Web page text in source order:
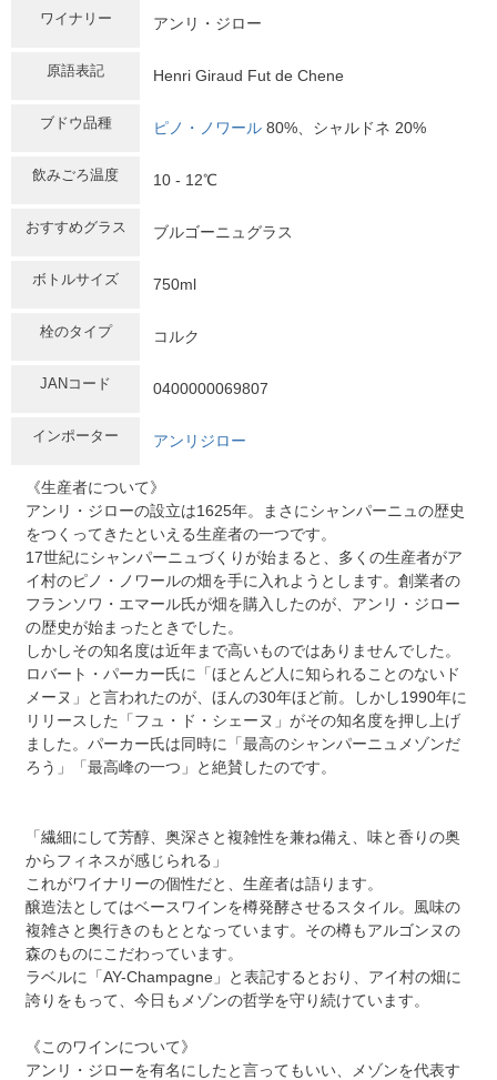
ワイナリー アンリ・ジロー
原語表記 Henri Giraud Fut de Chene
ブドウ品種 ピノ・ノワール 80%、シャルドネ 20%
飲みごろ温度 10 - 12℃
おすすめグラス ブルゴーニュグラス
ボトルサイズ 750ml
栓のタイプ コルク
JANコード 0400000069807
インポーター アンリジロー
《生産者について》
アンリ・ジローの設立は1625年。まさにシャンパーニュの歴史
をつくってきたといえる生産者の一つです。
17世紀にシャンパーニュづくりが始まると、多くの生産者がア
イ村のピノ・ノワールの畑を手に入れようとします。創業者の
フランソワ・エマール氏が畑を購入したのが、アンリ・ジロー
の歴史が始まったときでした。
しかしその知名度は近年まで高いものではありませんでした。
ロバート・パーカー氏に「ほとんど人に知られることのないド
メーヌ」と言われたのが、ほんの30年ほど前。しかし1990年に
リリースした「フュ・ド・シェーヌ」がその知名度を押し上げ
ました。パーカー氏は同時に「最高のシャンパーニュメゾンだ
ろう」「最高峰の一つ」と絶賛したのです。
「繊細にして芳醇、奥深さと複雑性を兼ね備え、味と香りの奥
からフィネスが感じられる」
これがワイナリーの個性だと、生産者は語ります。
醸造法としてはベースワインを樽発酵させるスタイル。風味の
複雑さと奥行きのもととなっています。その樽もアルゴンヌの
森のものにこだわっています。
ラベルに「AY-Champagne」と表記するとおり、アイ村の畑に
誇りをもって、今日もメゾンの哲学を守り続けています。
《このワインについて》
アンリ・ジローを有名にしたと言ってもいい、メゾンを代表す